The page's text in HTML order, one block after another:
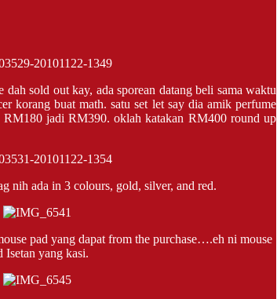
sold out kay, ada sporean datang beli sama waktu
korang buat math. satu set let say dia amik perfume
jadi RM390. oklah katakan RM400 round up
nih ada in 3 colours, gold, silver, and red.
pad yang dapat from the purchase….eh ni mouse
Isetan yang kasi.